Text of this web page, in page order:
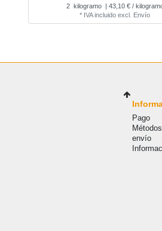
2 kilogramo
| 43,10 € /
* IVA incluido excl. Envío
Pago
envío